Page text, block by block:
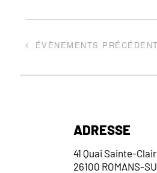
ÉVÈNEMENTS
ADRESSE
41 Quai Sainte-
26100 ROMANS-